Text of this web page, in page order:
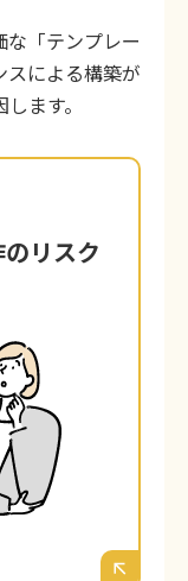
「テンプレー
スによる構築が
ます。
リスク
ンプレー
の制作で
島の競合
要な機能
、カスタ
買いの銭